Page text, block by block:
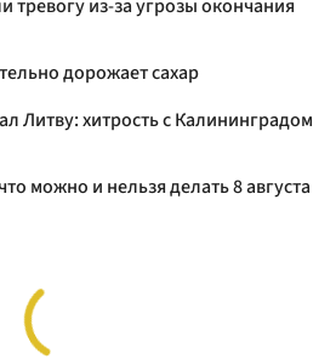
тревогу из-за угрозы окончания
дорожает сахар
Литву: хитрость с Калининградом
можно и нельзя делать 8 августа